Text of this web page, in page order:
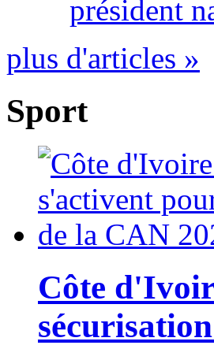
président
plus d'articles »
Sport
Côte